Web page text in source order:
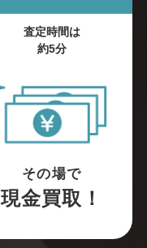
査定時間は
約5分
その場で
現金買取！